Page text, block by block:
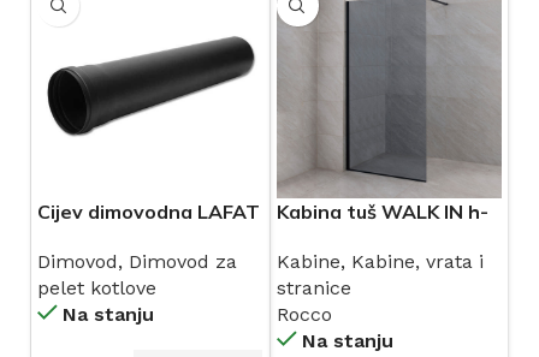
Cijev dimovodna LAFAT
Dimovod, Dimovod za
pelet kotlove
Na stanju
Kabina tuš WALK IN h-
(zatamnjeno) staklo,
crni mat profili, crna
mat teleskopska šipka
70-120 cm) ROCCO
Kabine, Kabine, vrata i
stranice
Rocco
Na stanju